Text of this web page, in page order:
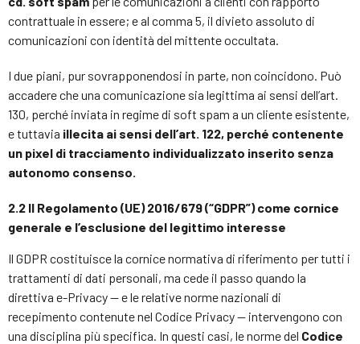
contrattuale in essere; e al comma 5, il divieto assoluto di
comunicazioni con identità del mittente occultata.
I due piani, pur sovrapponendosi in parte, non coincidono. Può
accadere che una comunicazione sia legittima ai sensi dell’art.
130, perché inviata in regime di soft spam a un cliente esistente,
e tuttavia illecita ai sensi dell’art. 122, perché contenente
un pixel di tracciamento individualizzato inserito senza
autonomo consenso.
2.2 Il Regolamento (UE) 2016/679 (“GDPR”) come cornice
generale e l’esclusione del legittimo interesse
Il GDPR costituisce la cornice normativa di riferimento per tutti i
trattamenti di dati personali, ma cede il passo quando la
direttiva e-Privacy — e le relative norme nazionali di
recepimento contenute nel Codice Privacy — intervengono con
una disciplina più specifica. In questi casi, le norme del Codice